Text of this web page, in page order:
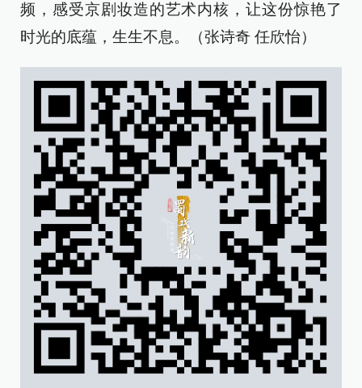
频，感受京剧妆造的艺术内核，让这份惊艳了
时光的底蕴，生生不息。（张诗奇 任欣怡）